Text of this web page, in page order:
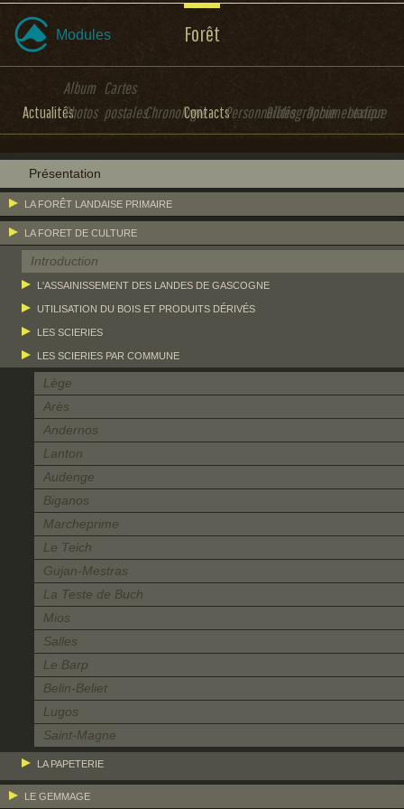
Modules Forêt
Actualités
Album
Photos
Cartes
postalesChronologieContactsPersonnalitésBibliographieDocumentation
Lexique
Présentation
LA FORÊT LANDAISE PRIMAIRE
LA FORET DE CULTURE
Introduction
L'ASSAINISSEMENT DES LANDES DE GASCOGNE
UTILISATION DU BOIS ET PRODUITS DÉRIVÉS
LES SCIERIES
LES SCIERIES PAR COMMUNE
Lège
Arès
Andernos
Lanton
Audenge
Biganos
Marcheprime
Le Teich
Gujan-Mestras
La Teste de Buch
Mios
Salles
Le Barp
Belin-Beliet
Lugos
Saint-Magne
LA PAPETERIE
LE GEMMAGE